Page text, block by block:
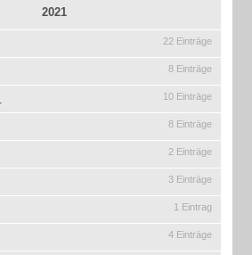
2021
22 Einträge
8 Einträge
10 Einträge
8 Einträge
2 Einträge
3 Einträge
1 Eintrag
4 Einträge